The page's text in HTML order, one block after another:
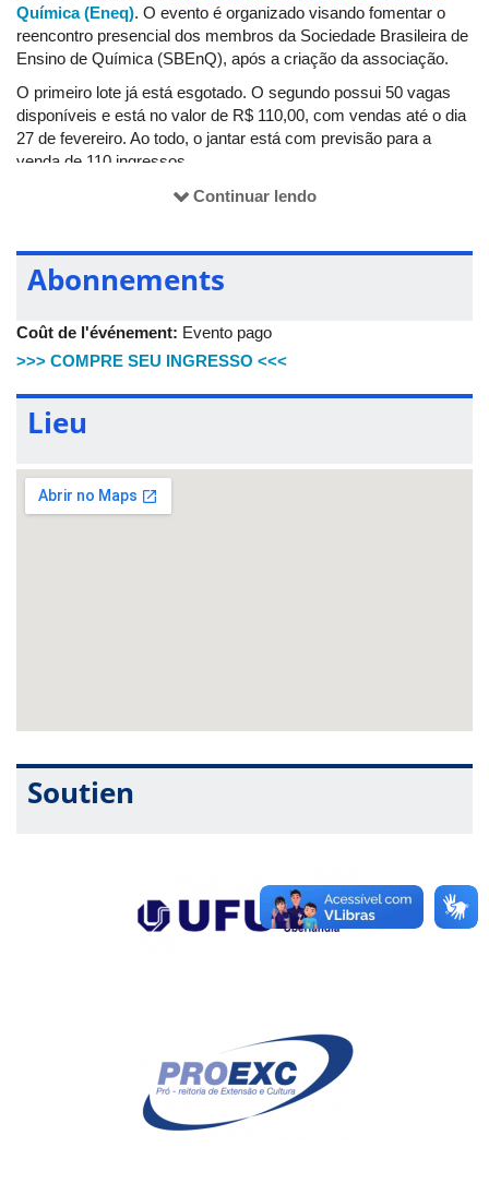
Química (Eneq). O evento é organizado visando fomentar o
reencontro presencial dos membros da Sociedade Brasileira de
Ensino de Química (SBEnQ), após a criação da associação.
O primeiro lote já está esgotado. O segundo possui 50 vagas
disponíveis e está no valor de R$ 110,00, com vendas até o dia
27 de fevereiro. Ao todo, o jantar está com previsão para a
venda de 110 ingressos.
Continuar lendo
Abonnements
Coût de l'événement: Evento pago
>>> COMPRE SEU INGRESSO <<<
Lieu
Soutien